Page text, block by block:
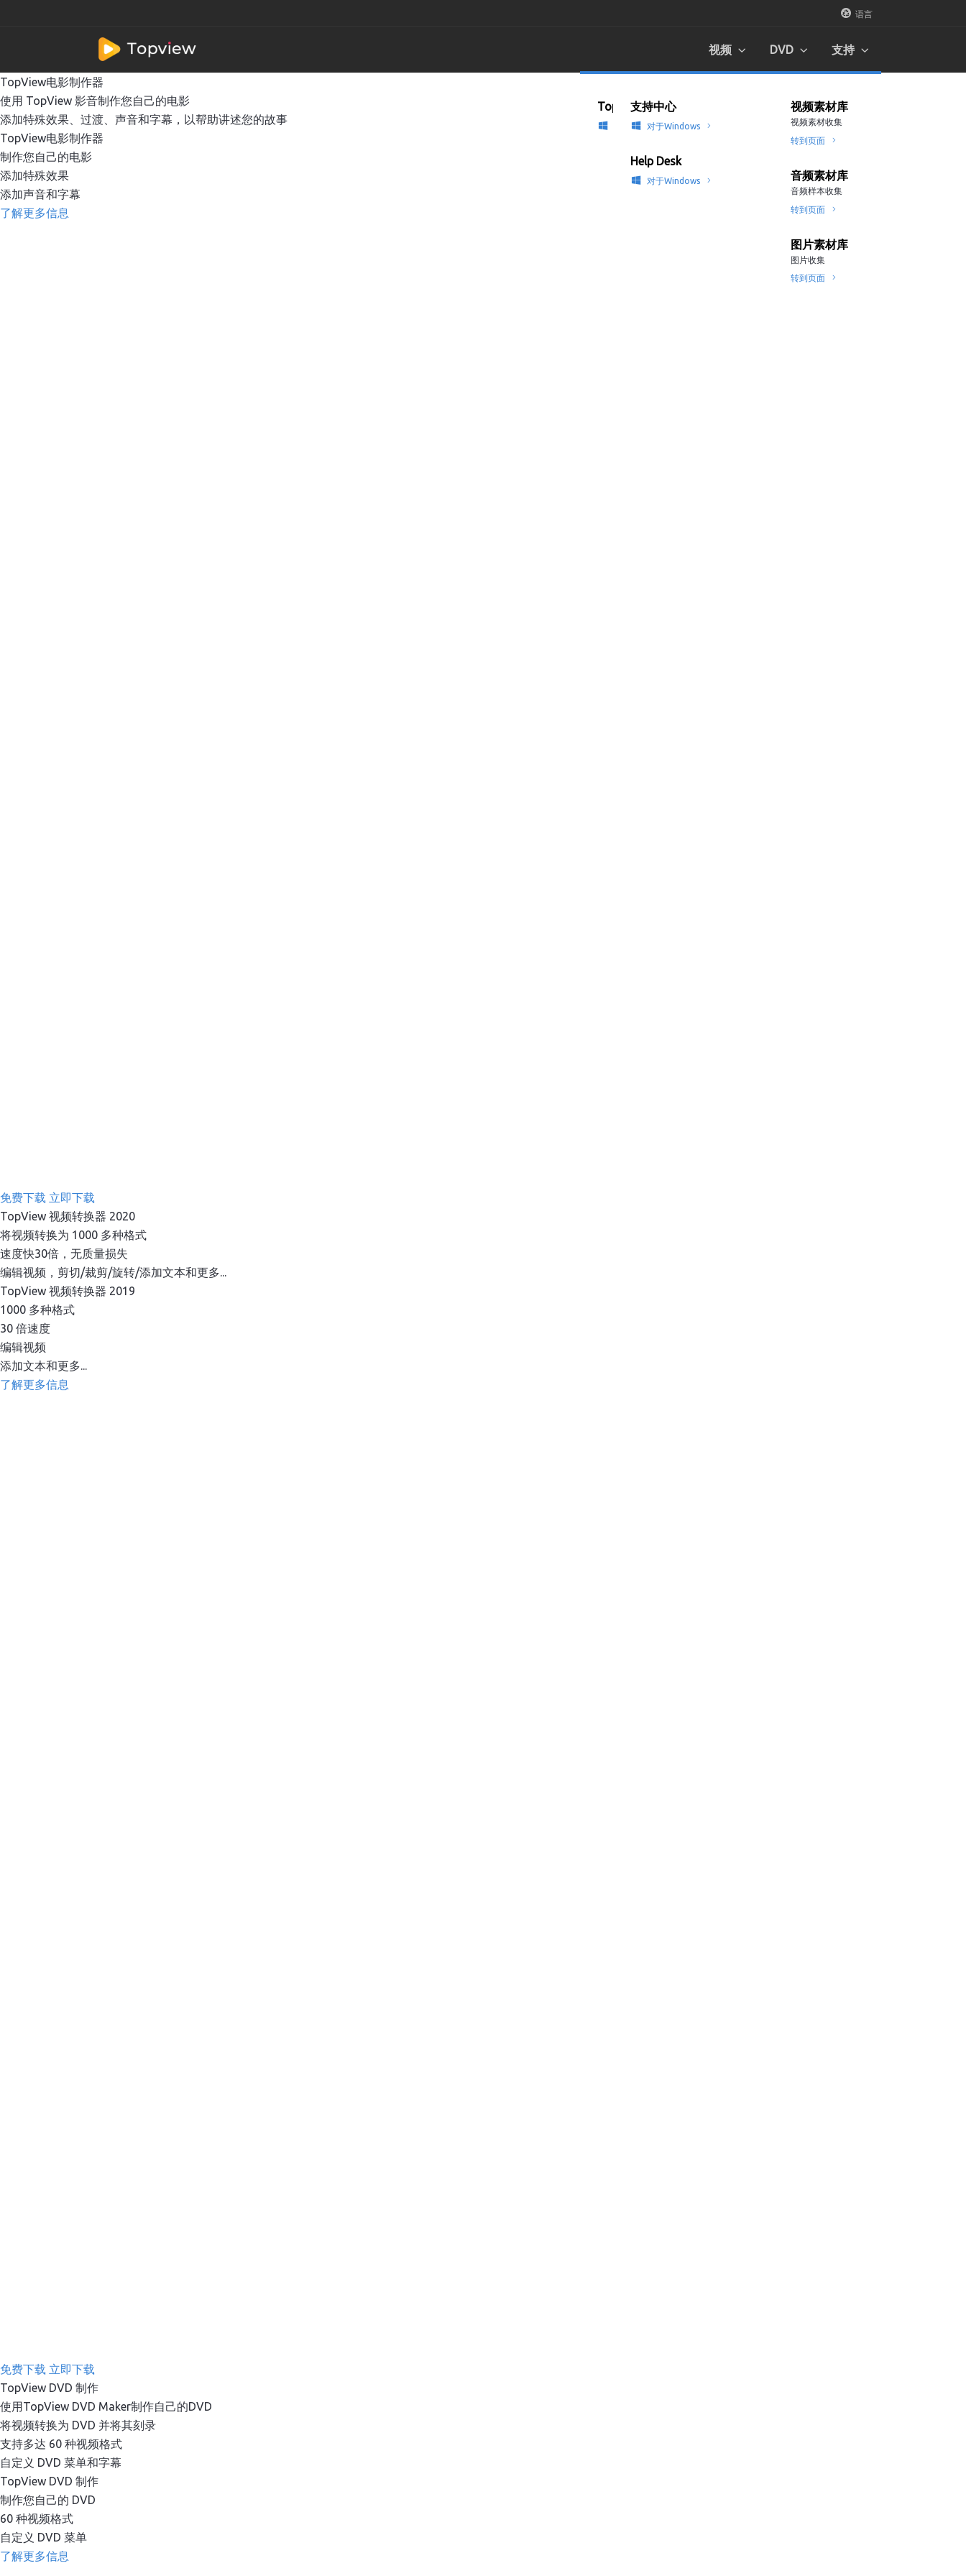
语言
视频
TopView影音制作 2022
对于Windows
TopView视频编辑器 2022
对于Windows
视频素材库
视频素材收集
转到页面
音频素材库
音频样本收集
转到页面
图片素材库
图片收集
转到页面
DVD
TopView DVD制作器 2022
对于Windows
视频素材库
视频素材收集
转到页面
音频素材库
音频样本收集
转到页面
图片素材库
图片收集
转到页面
支持
支持中心
对于Windows
Help Desk
对于Windows
视频素材库
视频素材收集
转到页面
音频素材库
音频样本收集
转到页面
图片素材库
图片收集
转到页面
TopView电影制作器
使用 TopView 影音制作您自己的电影
添加特殊效果、过渡、声音和字幕，以帮助讲述您的故事
TopView电影制作器
制作您自己的电影
添加特殊效果
添加声音和字幕
了解更多信息
免费下载 立即下载
TopView 视频转换器 2020
将视频转换为 1000 多种格式
速度快30倍，无质量损失
编辑视频，剪切/裁剪/旋转/添加文本和更多...
TopView 视频转换器 2019
1000 多种格式
30 倍速度
编辑视频
添加文本和更多...
了解更多信息
免费下载 立即下载
TopView DVD 制作
使用TopView DVD Maker制作自己的DVD
将视频转换为 DVD 并将其刻录
支持多达 60 种视频格式
自定义 DVD 菜单和字幕
TopView DVD 制作
制作您自己的 DVD
60 种视频格式
自定义 DVD 菜单
了解更多信息